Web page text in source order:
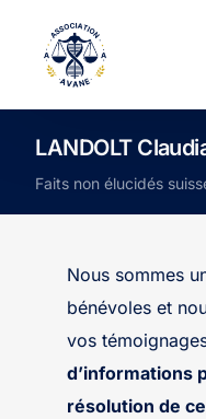
LANDOLT
Faits non élucidés
Nous sommes
bénévoles et
vos
d’informations
résolution de